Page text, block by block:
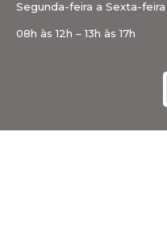
Segunda-feira a Sexta-feira
08h às 12h – 13h às 17h